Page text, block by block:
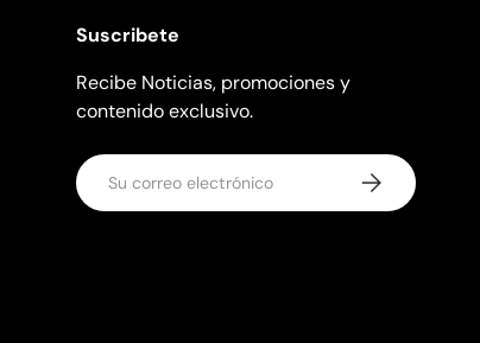
Suscribete
Recibe Noticias, promociones y
contenido exclusivo.
Correo electrónico Suscribirse